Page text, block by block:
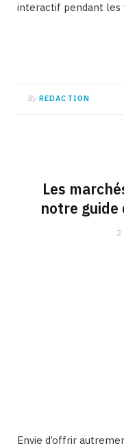
interactif pendant les
By REDACTION
Les
notre guide
2
Envie d’offrir